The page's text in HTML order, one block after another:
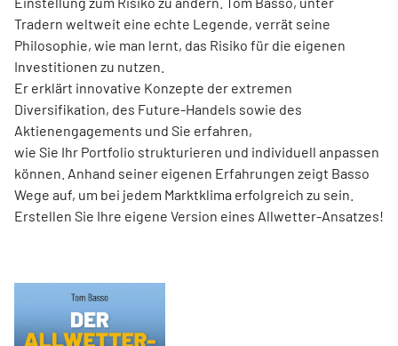
Tradern weltweit eine echte Legende, verrät seine
Philosophie, wie man lernt, das Risiko für die eigenen
Investitionen zu nutzen.
Er erklärt innovative Konzepte der extremen
Diversifikation, des Future-Handels sowie des
Aktienengagements und Sie erfahren,
wie Sie Ihr Portfolio strukturieren und individuell anpassen
können. Anhand seiner eigenen Erfahrungen zeigt Basso
Wege auf, um bei jedem Marktklima erfolgreich zu sein.
Erstellen Sie Ihre eigene Version eines Allwetter-Ansatzes!